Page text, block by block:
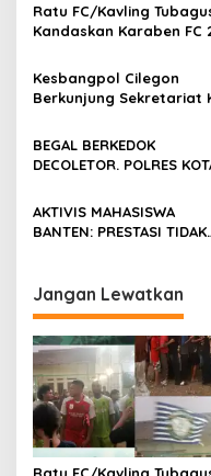
Ratu FC/Kavling
Kandaskan Karaben FC
Kebersamaan Warga
Sindang Heula
Kesbangpol Cilegon
Berkunjung Sekretariat
Kemitraan yang kokoh
BEGAL BERKEDOK
DECOLETOR. POLRES
TEGAS
AKTIVIS MAHASISWA
BANTEN: PRESTASI TIDAK
Jangan Lewatkan
Ratu FC/Kavling